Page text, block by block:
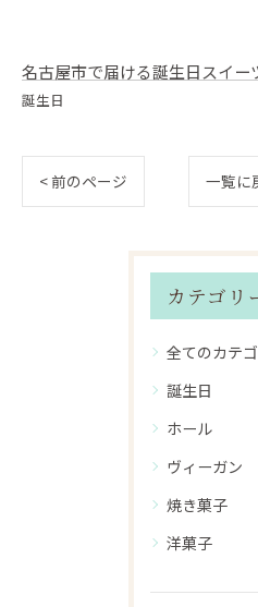
名古屋市で届ける誕生日スイー
誕生日
< 前のページ 一覧に
カテゴリ
全てのカテ
誕生日
ホール
ヴィーガン
焼き菓子
洋菓子